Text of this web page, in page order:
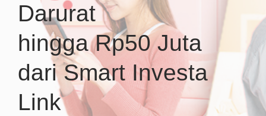
Darurat
hingga Rp50 Juta
dari Smart Investa
Link